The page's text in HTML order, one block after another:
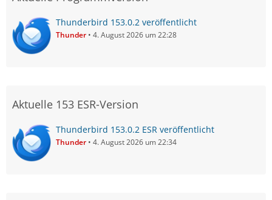
Thunderbird 153.0.2 veröffentlicht
Thunder 4. August 2026 um 22:28
Aktuelle 153 ESR-Version
Thunderbird 153.0.2 ESR veröffentlicht
Thunder 4. August 2026 um 22:34